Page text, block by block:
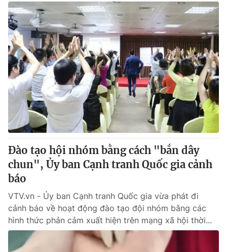
Khán giả
Giải sao mai
Sao
Làm đẹp
Chất lượng cuộc sống
Giáo dục
Tuyển sinh
Học trực tuyến
Công nghệ
Hitech Công nghệ tương lai
Sản phẩm
Thị trường
Tư vấn
Giao lưu trực tuyến
Lịch phát sóng
Chuyên mục khác
Emagazine Podcast
Photo
Video Shorts video
VTV Money VTV Thể thao
Đào tạo hội nhóm bằng cách "bắn dây
chun", Ủy ban Cạnh tranh Quốc gia cảnh
báo
VTV.vn - Ủy ban Cạnh tranh Quốc gia vừa phát đi
cảnh báo về hoạt động đào tạo đội nhóm bằng các
hình thức phản cảm xuất hiện trên mạng xã hội thời...